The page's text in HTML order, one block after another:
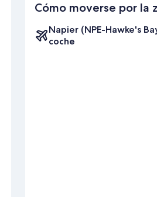
Cómo moverse por la
Napier (NPE-Hawke's
coche